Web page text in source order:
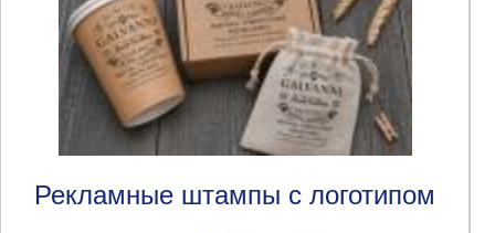
Рекламные штампы с логотипом